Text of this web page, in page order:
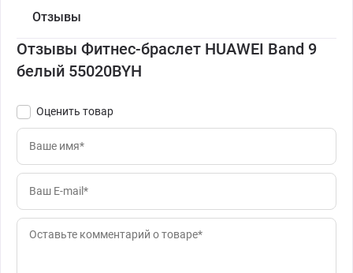
Отзывы
Отзывы Фитнес-браслет HUAWEI Band 9
белый 55020BYH
Оценить товар